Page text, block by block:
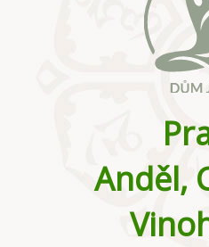
Anděl,